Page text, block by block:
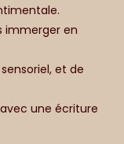
immerger en
et de
une écriture